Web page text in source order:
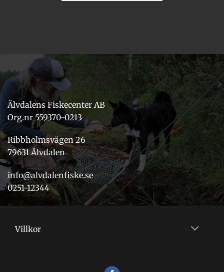
Älvdalens Fiskecenter AB
Org.nr 559370-0213
Ribbholmsvägen 26
79631 Älvdalen
info@alvdalenfiske.se
0251-12344
Villkor